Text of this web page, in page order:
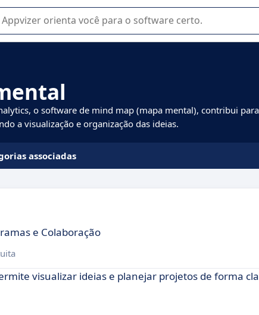
uso ou na seleção de software SaaS para sua empresa.
o software de mind map (mapa mental), contribui
a visualização e organização das ideias.
associadas
e Colaboração
visualizar ideias e planejar projetos de forma